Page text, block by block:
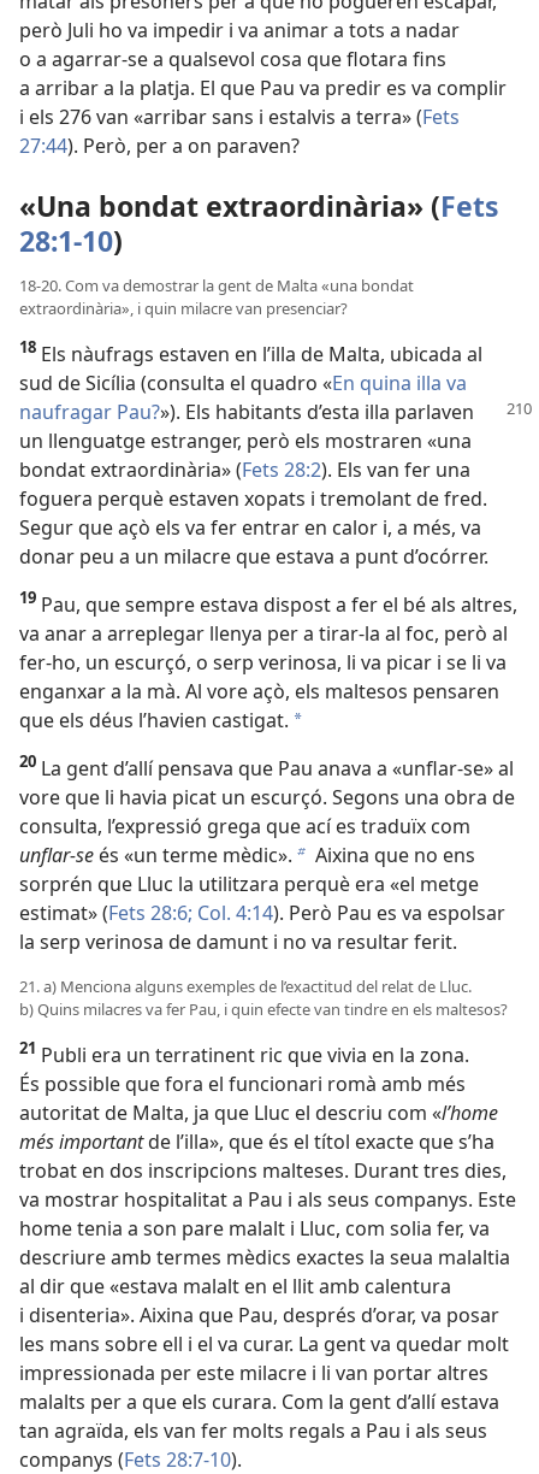
però Juli ho va impedir i va animar a tots a nadar
o a agarrar-se a qualsevol cosa que flotara fins
a arribar a la platja. El que Pau va predir es va complir
i els 276 van «arribar sans i estalvis a terra» (Fets
27:44). Però, per a on paraven?
«Una bondat extraordinària» (Fets
28:1-10)
18-20. Com va demostrar la gent de Malta «una bondat
extraordinària», i quin milacre van presenciar?
18 Els nàufrags estaven en l’illa de Malta, ubicada al
sud de Sicília (consulta el quadro «En quina illa va
naufragar Pau?»). Els habitants d’esta illa parlaven
un llenguatge estranger, però els mostraren «una
bondat extraordinària» (Fets 28:2). Els van fer una
foguera perquè estaven xopats i tremolant de fred.
Segur que açò els va fer entrar en calor i, a més, va
donar peu a un milacre que estava a punt d’ocórrer.
19 Pau, que sempre estava dispost a fer el bé als altres,
va anar a arreplegar llenya per a tirar-la al foc, però al
fer-ho, un escurçó, o serp verinosa, li va picar i se li va
enganxar a la mà. Al vore açò, els maltesos pensaren
que els déus l’havien castigat. a
20 La gent d’allí pensava que Pau anava a «unflar-se» al
vore que li havia picat un escurçó. Segons una obra de
consulta, l’expressió grega que ací es traduïx com
unflar-se és «un terme mèdic». b Aixina que no ens
sorprén que Lluc la utilitzara perquè era «el metge
estimat» (Fets 28:6; Col. 4:14). Però Pau es va espolsar
la serp verinosa de damunt i no va resultar ferit.
21. a) Menciona alguns exemples de l’exactitud del relat de Lluc.
b) Quins milacres va fer Pau, i quin efecte van tindre en els maltesos?
21 Publi era un terratinent ric que vivia en la zona.
És possible que fora el funcionari romà amb més
autoritat de Malta, ja que Lluc el descriu com «l’home
més importantde l’illa», que és el títol exacte que s’ha
trobat en dos inscripcions malteses. Durant tres dies,
va mostrar hospitalitat a Pau i als seus companys. Este
home tenia a son pare malalt i Lluc, com solia fer, va
descriure amb termes mèdics exactes la seua malaltia
al dir que «estava malalt en el llit amb calentura
i disenteria». Aixina que Pau, després d’orar, va posar
les mans sobre ell i el va curar. La gent va quedar molt
impressionada per este milacre i li van portar altres
malalts per a que els curara. Com la gent d’allí estava
tan agraïda, els van fer molts regals a Pau i als seus
companys (Fets 28:7-10).